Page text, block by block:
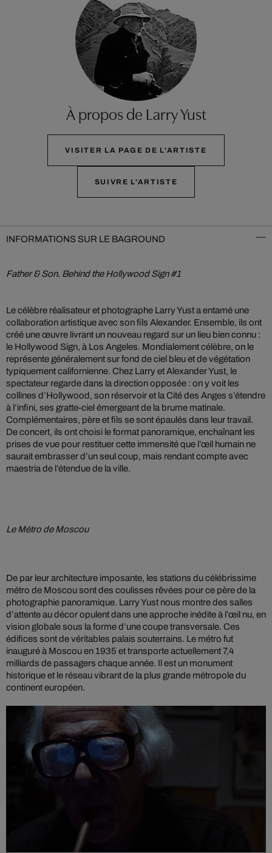
À propos de Larry Yust
VISITER LA PAGE DE L'ARTISTE
SUIVRE L'ARTISTE
INFORMATIONS SUR LE BAGROUND
Father & Son. Behind the Hollywood Sign #1
Le célèbre réalisateur et photographe Larry Yust a entamé une
collaboration artistique avec son fils Alexander. Ensemble, ils ont
créé une œuvre livrant un nouveau regard sur un lieu bien connu :
le Hollywood Sign, à Los Angeles. Mondialement célèbre, on le
représente généralement sur fond de ciel bleu et de végétation
typiquement californienne. Chez Larry et Alexander Yust, le
spectateur regarde dans la direction opposée : on y voit les
collines d’Hollywood, son réservoir et la Cité des Anges s’étendre
à l’infini, ses gratte-ciel émergeant de la brume matinale.
Complémentaires, père et fils se sont épaulés dans leur travail.
De concert, ils ont choisi le format panoramique, enchaînant les
prises de vue pour restituer cette immensité que l’œil humain ne
saurait embrasser d’un seul coup, mais rendant compte avec
maestria de l’étendue de la ville.
Le Métro de Moscou
De par leur architecture imposante, les stations du célébrissime
métro de Moscou sont des coulisses rêvées pour ce père de la
photographie panoramique. Larry Yust nous montre des salles
d’attente au décor opulent dans une approche inédite à l’œil nu, en
vision globale sous la forme d’une coupe transversale. Ces
édifices sont de véritables palais souterrains. Le métro fut
inauguré à Moscou en 1935 et transporte actuellement 7,4
milliards de passagers chaque année. Il est un monument
historique et le réseau vibrant de la plus grande métropole du
continent européen.